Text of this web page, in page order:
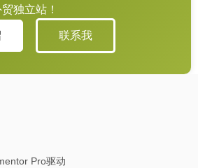
独立站！
联系我
Pro驱动